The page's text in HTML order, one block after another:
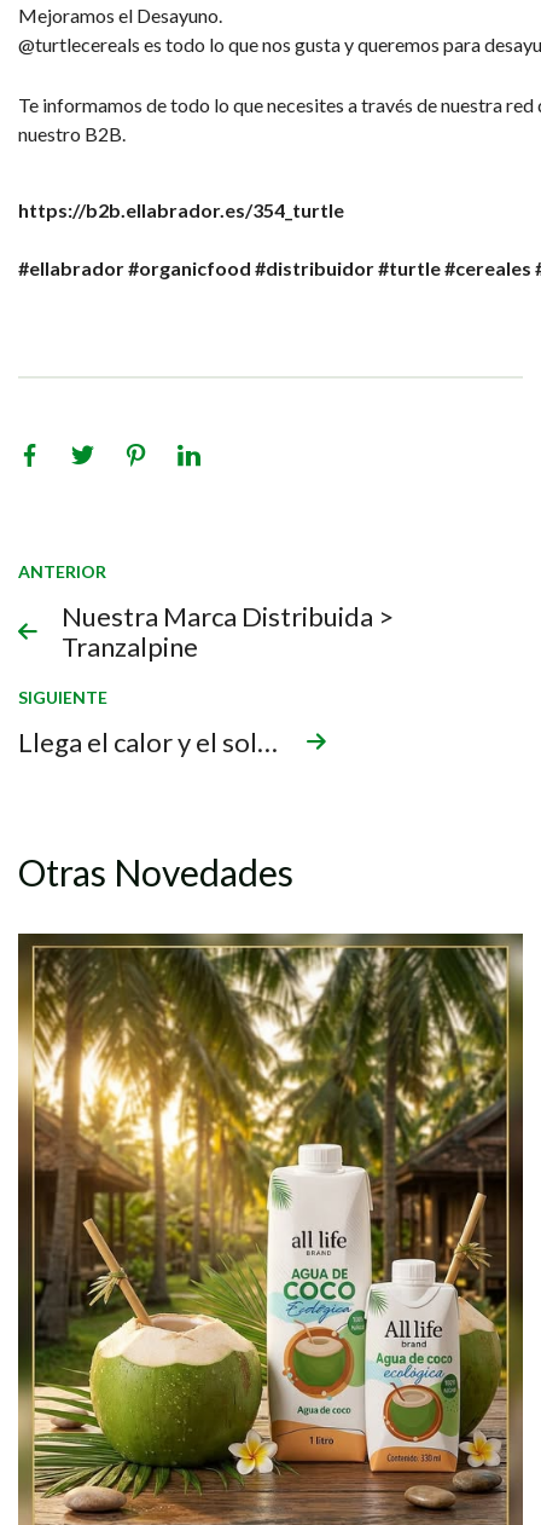
Mejoramos el Desayuno.
@turtlecereals es todo lo que nos gusta y queremos para
Te informamos de todo lo que necesites a través de nuestra
nuestro B2B.
https://b2b.ellabrador.es/354_turtle
#ellabrador#organicfood #distribuidor#turtle#cereales
ANTERIOR
Nuestra Marca Distribuida >
Tranzalpine ​
SIGUIENTE
Llega el calor y el sol… ⁠
Otras Novedades